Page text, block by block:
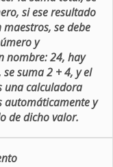
si ese resultado
se debe
y
nombre: 24, hay
suma 2 + 4, y el
una calculadora
automáticamente y
de dicho valor.